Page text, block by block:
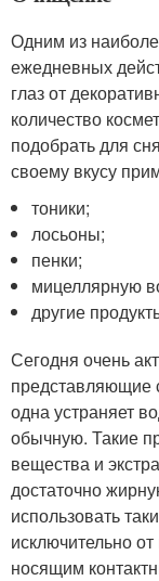
Одним из
ежедневных
глаз от
количество
подобрать для
своему вкусу
тоники;
лосьоны;
пенки;
мицеллярную
другие
Сегодня очень
представляющие
одна устраняет
обычную. Такие
вещества и
достаточно
использовать
исключительно
носящим